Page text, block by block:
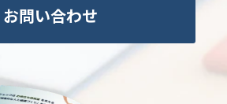
お問い合わせ